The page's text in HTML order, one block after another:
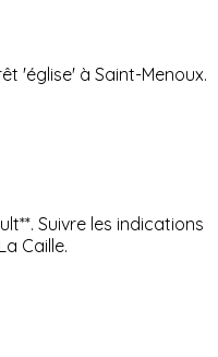
'église' à Saint-Menoux.
Suivre les indications
Caille.